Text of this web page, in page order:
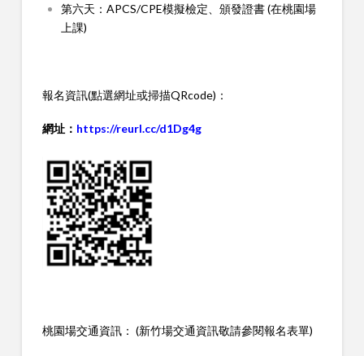
第六天：APCS/CPE模擬檢定、頒發證書 (在桃園場
上課)
報名資訊(點選網址或掃描QRcode)：
網址： https://reurl.cc/d1Dg4g
桃園場交通資訊： (新竹場交通資訊敬請參閱報名表單)